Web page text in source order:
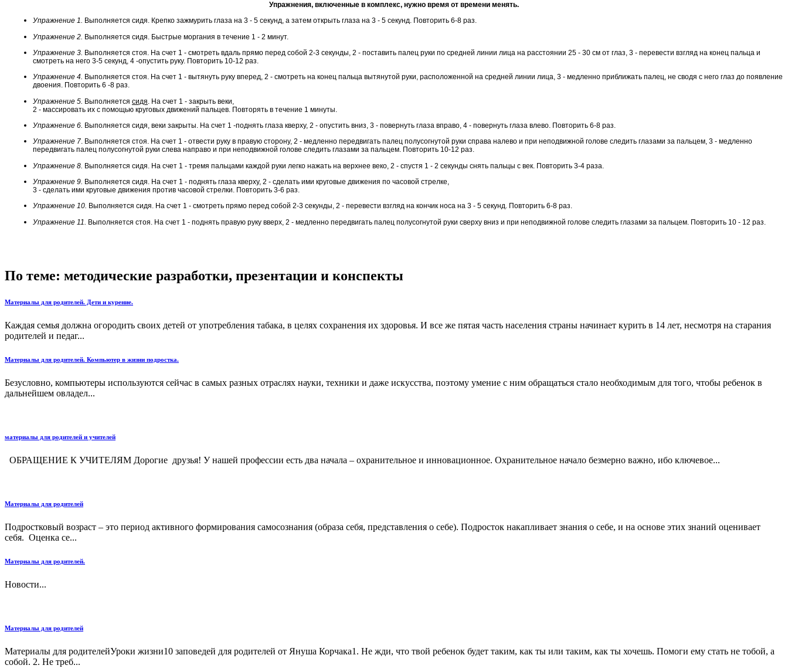
Упражнения, включенные в комплекс, нужно время от времени менять.
Упражнение 1. Выполняется сидя. Крепко зажмурить глаза на 3 - 5 секунд, а затем открыть глаза на 3 - 5 секунд. Повторить 6-8 раз.
Упражнение 2. Выполняется сидя. Быстрые моргания в течение 1 - 2 минут.
Упражнение 3. Выполняется стоя. На счет 1 - смотреть вдаль прямо перед собой 2-3 секунды, 2 - поставить палец руки по средней линии лица на расстоянии 25 - 30 см от глаз, 3 - перевести взгляд на конец пальца и
смотреть на него 3-5 секунд, 4 -опустить руку. Повторить 10-12 раз.
Упражнение 4. Выполняется стоя. На счет 1 - вытянуть руку вперед, 2 - смотреть на конец пальца вытянутой руки, расположенной на средней линии лица, 3 - медленно приближать палец, не сводя с него глаз до появление
двоения. Повторить 6 -8 раз.
Упражнение 5. Выполняется сидя . На счет 1 - закрыть веки,
2 - массировать их с помощью круговых движений пальцев. Повторять в течение 1 минуты.
Упражнение 6. Выполняется сидя, веки закрыты. На счет 1 -поднять глаза кверху, 2 - опустить вниз, 3 - повернуть глаза вправо, 4 - повернуть глаза влево. Повторить 6-8 раз.
Упражнение 7. Выполняется стоя. На счет 1 - отвести руку в правую сторону, 2 - медленно передвигать палец полусогнутой руки справа налево и при неподвижной голове следить глазами за пальцем, 3 - медленно
передвигать палец полусогнутой руки слева направо и при неподвижной голове следить глазами за пальцем. Повторить 10-12 раз.
Упражнение 8. Выполняется сидя. На счет 1 - тремя пальцами каждой руки легко нажать на верхнее веко, 2 - спустя 1 - 2 секунды снять пальцы с век. Повторить 3-4 раза.
Упражнение 9. Выполняется сидя. На счет 1 - поднять глаза кверху, 2 - сделать ими круговые движения по часовой стрелке,
3 - сделать ими круговые движения против часовой стрелки. Повторить 3-6 раз.
Упражнение 10. Выполняется сидя. На счет 1 - смотреть прямо перед собой 2-3 секунды, 2 - перевести взгляд на кончик носа на 3 - 5 секунд. Повторить 6-8 раз.
Упражнение 11.
Выполняется стоя. На счет 1 - поднять правую руку вверх, 2 - медленно передвигать палец полусогнутой руки сверху вниз и при неподвижной голове следить глазами за пальцем. Повторить 10 - 12 раз.
По теме: методические разработки, презентации и конспекты
Материалы для родителей. Дети и курение.
Каждая семья должна огородить своих детей от употребления табака, в целях сохранения их здоровья. И все же пятая часть населения страны начинает курить в 14 лет, несмотря на старания
родителей и педаг...
Материалы для родителей. Компьютер в жизни подростка.
Безусловно, компьютеры используются сейчас в самых разных отраслях науки, техники и даже искусства, поэтому умение с ним обращаться стало необходимым для того, чтобы ребенок в
дальнейшем овладел...
материалы для родителей и учителей
ОБРАЩЕНИЕ К УЧИТЕЛЯМ Дорогие друзья! У нашей профессии есть два начала – охранительное и инновационное. Охранительное начало безмерно важно, ибо ключевое...
Материалы для родителей
Подростковый возраст – это период активного формирования самосознания (образа себя, представления о себе). Подросток накапливает знания о себе, и на основе этих знаний оценивает
себя. Оценка се...
Материалы для родителей.
Новости...
Материалы для родителей
Материалы для родителейУроки жизни10 заповедей для родителей от Януша Корчака1. Не жди, что твой ребенок будет таким, как ты или таким, как ты хочешь. Помоги ему стать не тобой, а
собой. 2. Не треб...